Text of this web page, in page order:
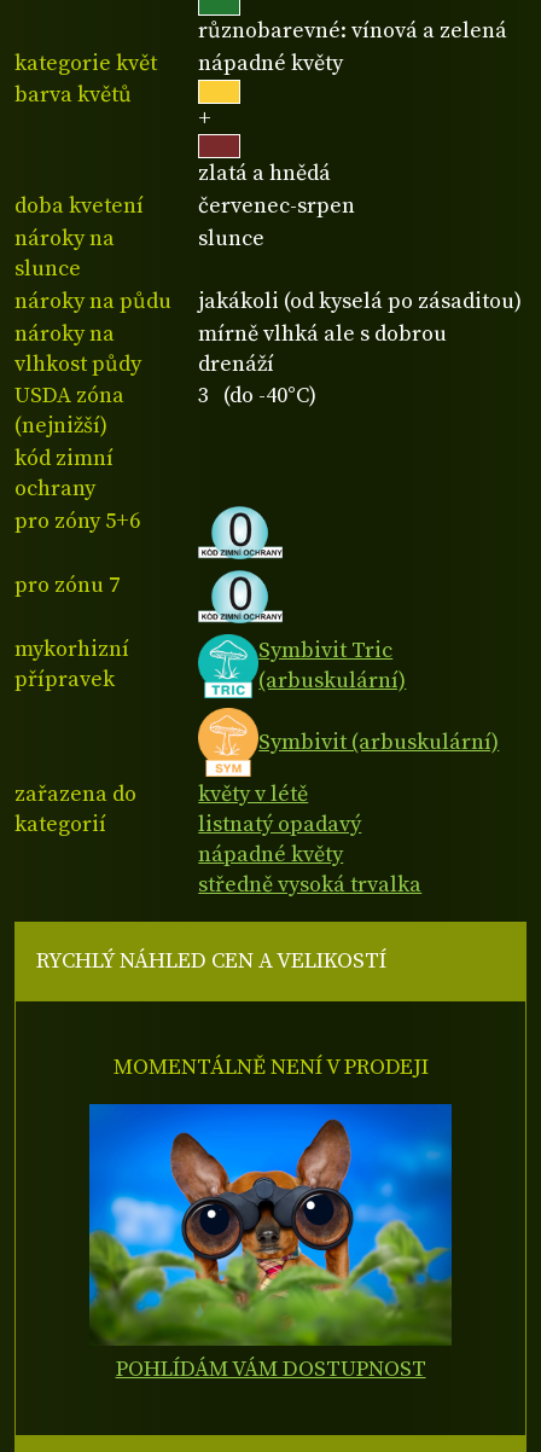
různobarevné: vínová a zelená
kategorie květ
nápadné květy
barva květů
+
zlatá a hnědá
doba kvetení
červenec-srpen
nároky na
slunce
slunce
nároky na půdu
jakákoli (od kyselá po zásaditou)
nároky na
vlhkost půdy
mírně vlhká ale s dobrou
drenáží
USDA zóna
(nejnižší)
3 (do -40°C)
kód zimní
ochrany
pro zóny 5+6
pro zónu 7
mykorhizní
přípravek
Symbivit Tric
(arbuskulární)
Symbivit (arbuskulární)
zařazena do
kategorií
květy v létě
listnatý opadavý
nápadné květy
středně vysoká trvalka
RYCHLÝ NÁHLED CEN A VELIKOSTÍ
MOMENTÁLNĚ NENÍ V PRODEJI
POHLÍDÁM VÁM DOSTUPNOST